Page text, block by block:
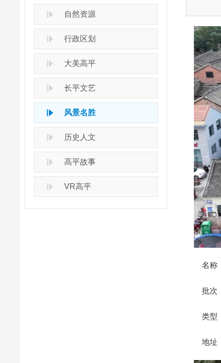
自然资源
行政区划
大美高平
长平文艺
风景名胜
历史人文
高平故事
VR高平
名称：
批次：
类型
地址：